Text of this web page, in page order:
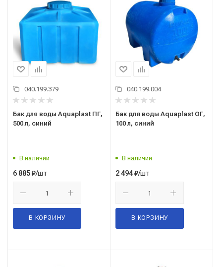
040.199.379
Бак для воды Aquaplast ПГ,
500 л, синий
В наличии
6 885₽/шт
В КОРЗИНУ
040.199.004
Бак для воды Aquaplast ОГ,
100 л, синий
В наличии
2 494₽/шт
В КОРЗИНУ